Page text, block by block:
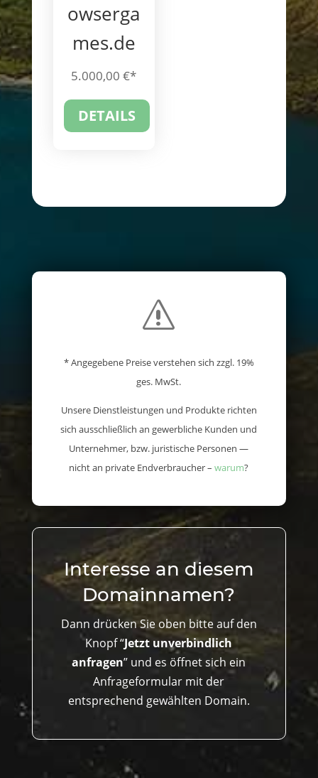
owserga
mes.de
5.000,00€
DETAILS
s
* Angegebene Preise verstehen sich zzgl. 19%
ges. MwSt.
Unsere Dienstleistungen und Produkte richten
sich ausschließlich an gewerbliche Kunden und
Unternehmer, bzw. juristische Personen —
nicht an private Endverbraucher –warum?
Interesse an diesem
Domainnamen?
Dann drücken Sie oben bitte auf den
Knopf “Jetzt unverbindlich
anfragen” und es öffnet sich ein
Anfrageformular mit der
entsprechend gewählten Domain.